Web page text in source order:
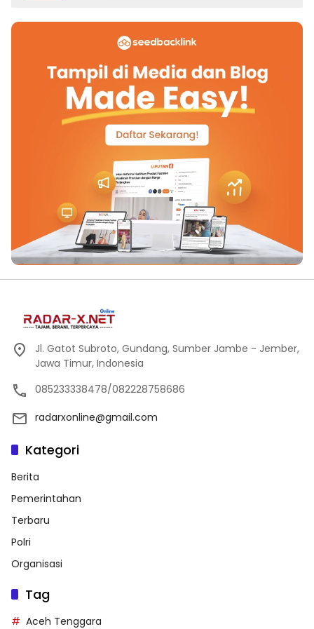
Jl. Gatot Subroto, Gundang, Sumber Jambe - Jember,
Jawa Timur, Indonesia
085233338478/082228758686
radarxonline@gmail.com
Kategori
Berita
Pemerintahan
Terbaru
Polri
Organisasi
Tag
Aceh Tenggara